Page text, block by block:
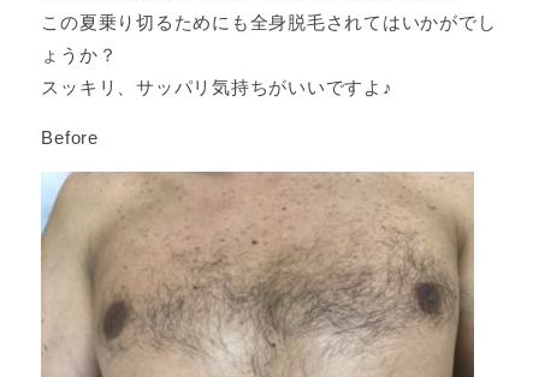
この夏乗り切るためにも全身脱毛されてはいかがでし
ょうか？
スッキリ、サッパリ気持ちがいいですよ♪
Before